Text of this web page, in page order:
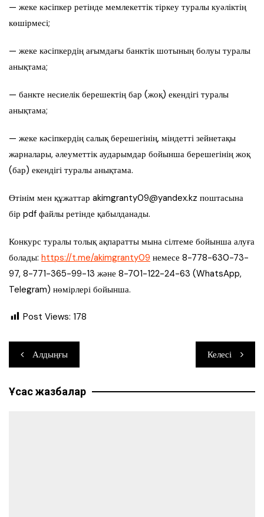
— жеке кәсіпкер ретінде мемлекеттік тіркеу туралы куәліктің
көшірмесі;
— жеке кәсіпкердің ағымдағы банктік шотының болуы туралы
анықтама;
— банкте несиелік берешектің бар (жоқ) екендігі туралы
анықтама;
— жеке кәсіпкердің салық берешегінің, міндетті зейнетақы
жарналары, әлеуметтік аударымдар бойынша берешегінің жоқ
(бар) екендігі туралы анықтама.
Өтінім мен құжаттар akimgranty09@yandex.kz поштасына
бір pdf файлы ретінде қабылданады.
Конкурс туралы толық ақпаратты мына сілтеме бойынша алуға
болады: https://t.me/akimgranty09 немесе 8-778-630-73-
97, 8-771-365-99-13 және 8-701-122-24-63 (WhatsApp,
Telegram) нөмірлері бойынша.
Post Views: 178
Навигация
по
записям
Алдыңғы Келесі
Ұқсас жазбалар